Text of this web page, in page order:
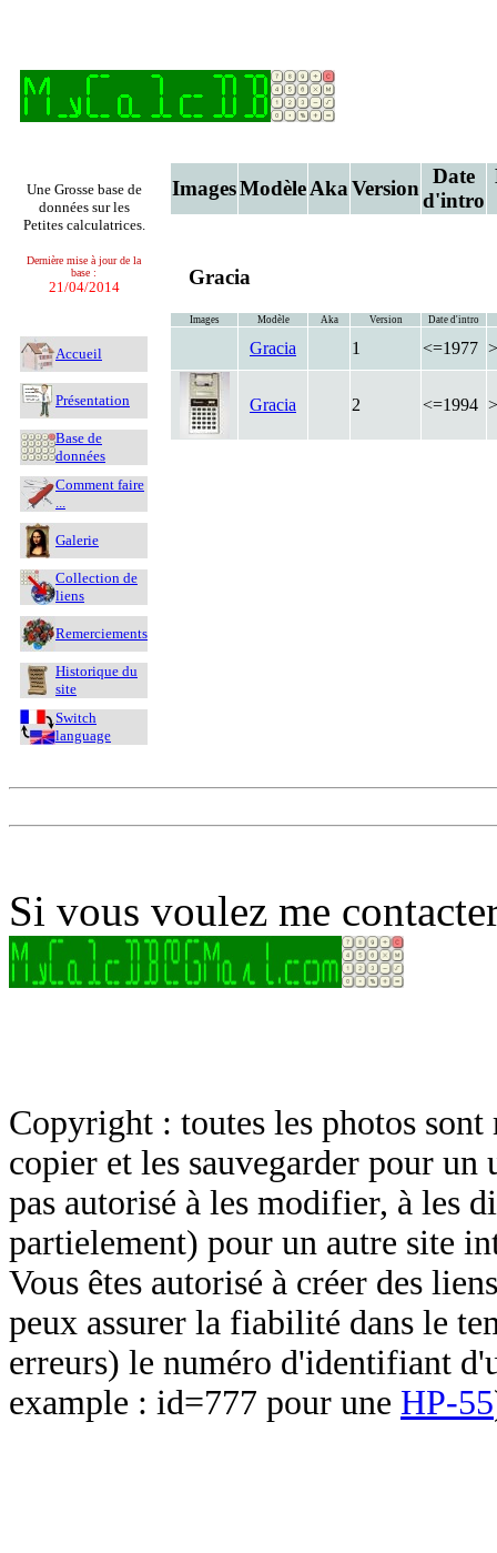
Une Grosse base de
données sur les
Petites calculatrices.
Dernière mise à jour de la
base :
21/04/2014
Accueil
Présentation
Base de
données
Comment faire
...
Galerie
Collection de
liens
Remerciements
Historique du
site
Switch
language
ImagesModèleAkaVersion
Date
d'intro
Gracia
Images Modèle Aka Version Date d'intro
Gracia 1 <=1977
Gracia 2 <=1994
Si vous voulez me
Copyright : toutes les photos sont
copier et les sauvegarder pour un
pas autorisé à les modifier, à les
partielement) pour un autre site
Vous êtes autorisé à créer des
peux assurer la fiabilité dans le
erreurs) le numéro d'identifiant
example : id=777 pour une HP-55